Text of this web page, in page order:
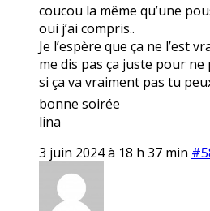
coucou la même qu’une
oui j’ai compris..
Je l’espère que ça ne l’est
me dis pas ça juste pour ne
si ça va vraiment pas tu
bonne soirée
lina
3 juin 2024 à 18 h 37 min